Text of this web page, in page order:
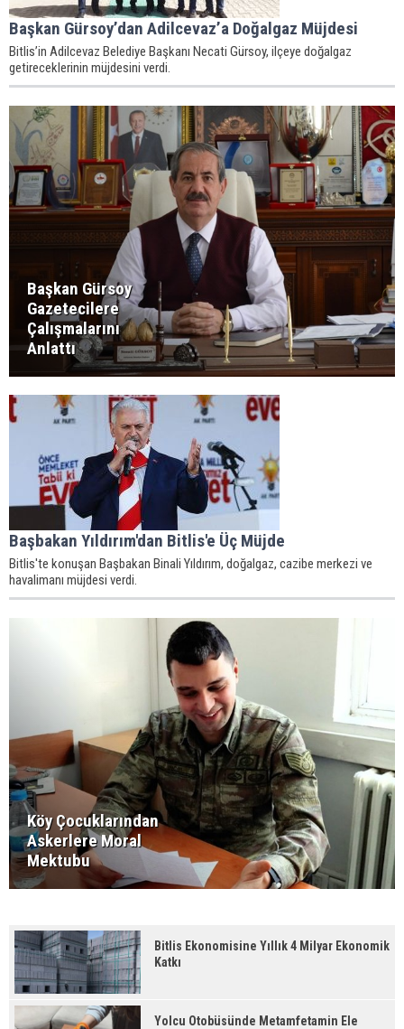
Başkan Gürsoy’dan Adilcevaz’a Doğalgaz Müjdesi
Bitlis’in Adilcevaz Belediye Başkanı Necati Gürsoy, ilçeye doğalgaz
getireceklerinin müjdesini verdi.
Başkan Gürsoy
Gazetecilere
Çalışmalarını
Anlattı
Başbakan Yıldırım'dan Bitlis'e Üç Müjde
Bitlis'te konuşan Başbakan Binali Yıldırım, doğalgaz, cazibe merkezi ve
havalimanı müjdesi verdi.
Köy Çocuklarından
Askerlere Moral
Mektubu
Bitlis Ekonomisine Yıllık 4 Milyar Ekonomik
Katkı
Yolcu Otobüsünde Metamfetamin Ele